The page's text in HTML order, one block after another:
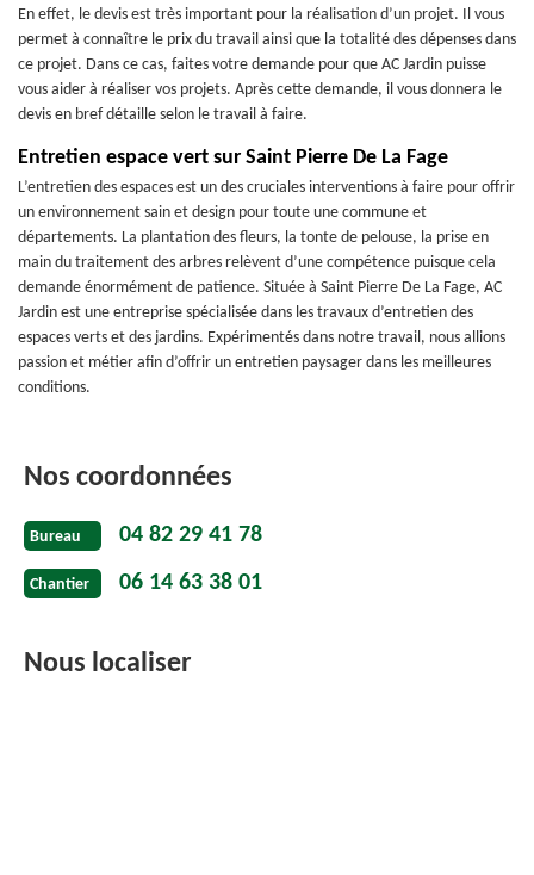
En effet, le devis est très important pour la réalisation d’un projet. Il vous
permet à connaître le prix du travail ainsi que la totalité des dépenses dans
ce projet. Dans ce cas, faites votre demande pour que AC Jardin puisse
vous aider à réaliser vos projets. Après cette demande, il vous donnera le
devis en bref détaille selon le travail à faire.
Entretien espace vert sur Saint Pierre De La Fage
L’entretien des espaces est un des cruciales interventions à faire pour offrir
un environnement sain et design pour toute une commune et
départements. La plantation des fleurs, la tonte de pelouse, la prise en
main du traitement des arbres relèvent d’une compétence puisque cela
demande énormément de patience. Située à Saint Pierre De La Fage, AC
Jardin est une entreprise spécialisée dans les travaux d’entretien des
espaces verts et des jardins. Expérimentés dans notre travail, nous allions
passion et métier afin d’offrir un entretien paysager dans les meilleures
conditions.
Nos coordonnées
Bureau 04 82 29 41 78
Chantier 06 14 63 38 01
Nous localiser